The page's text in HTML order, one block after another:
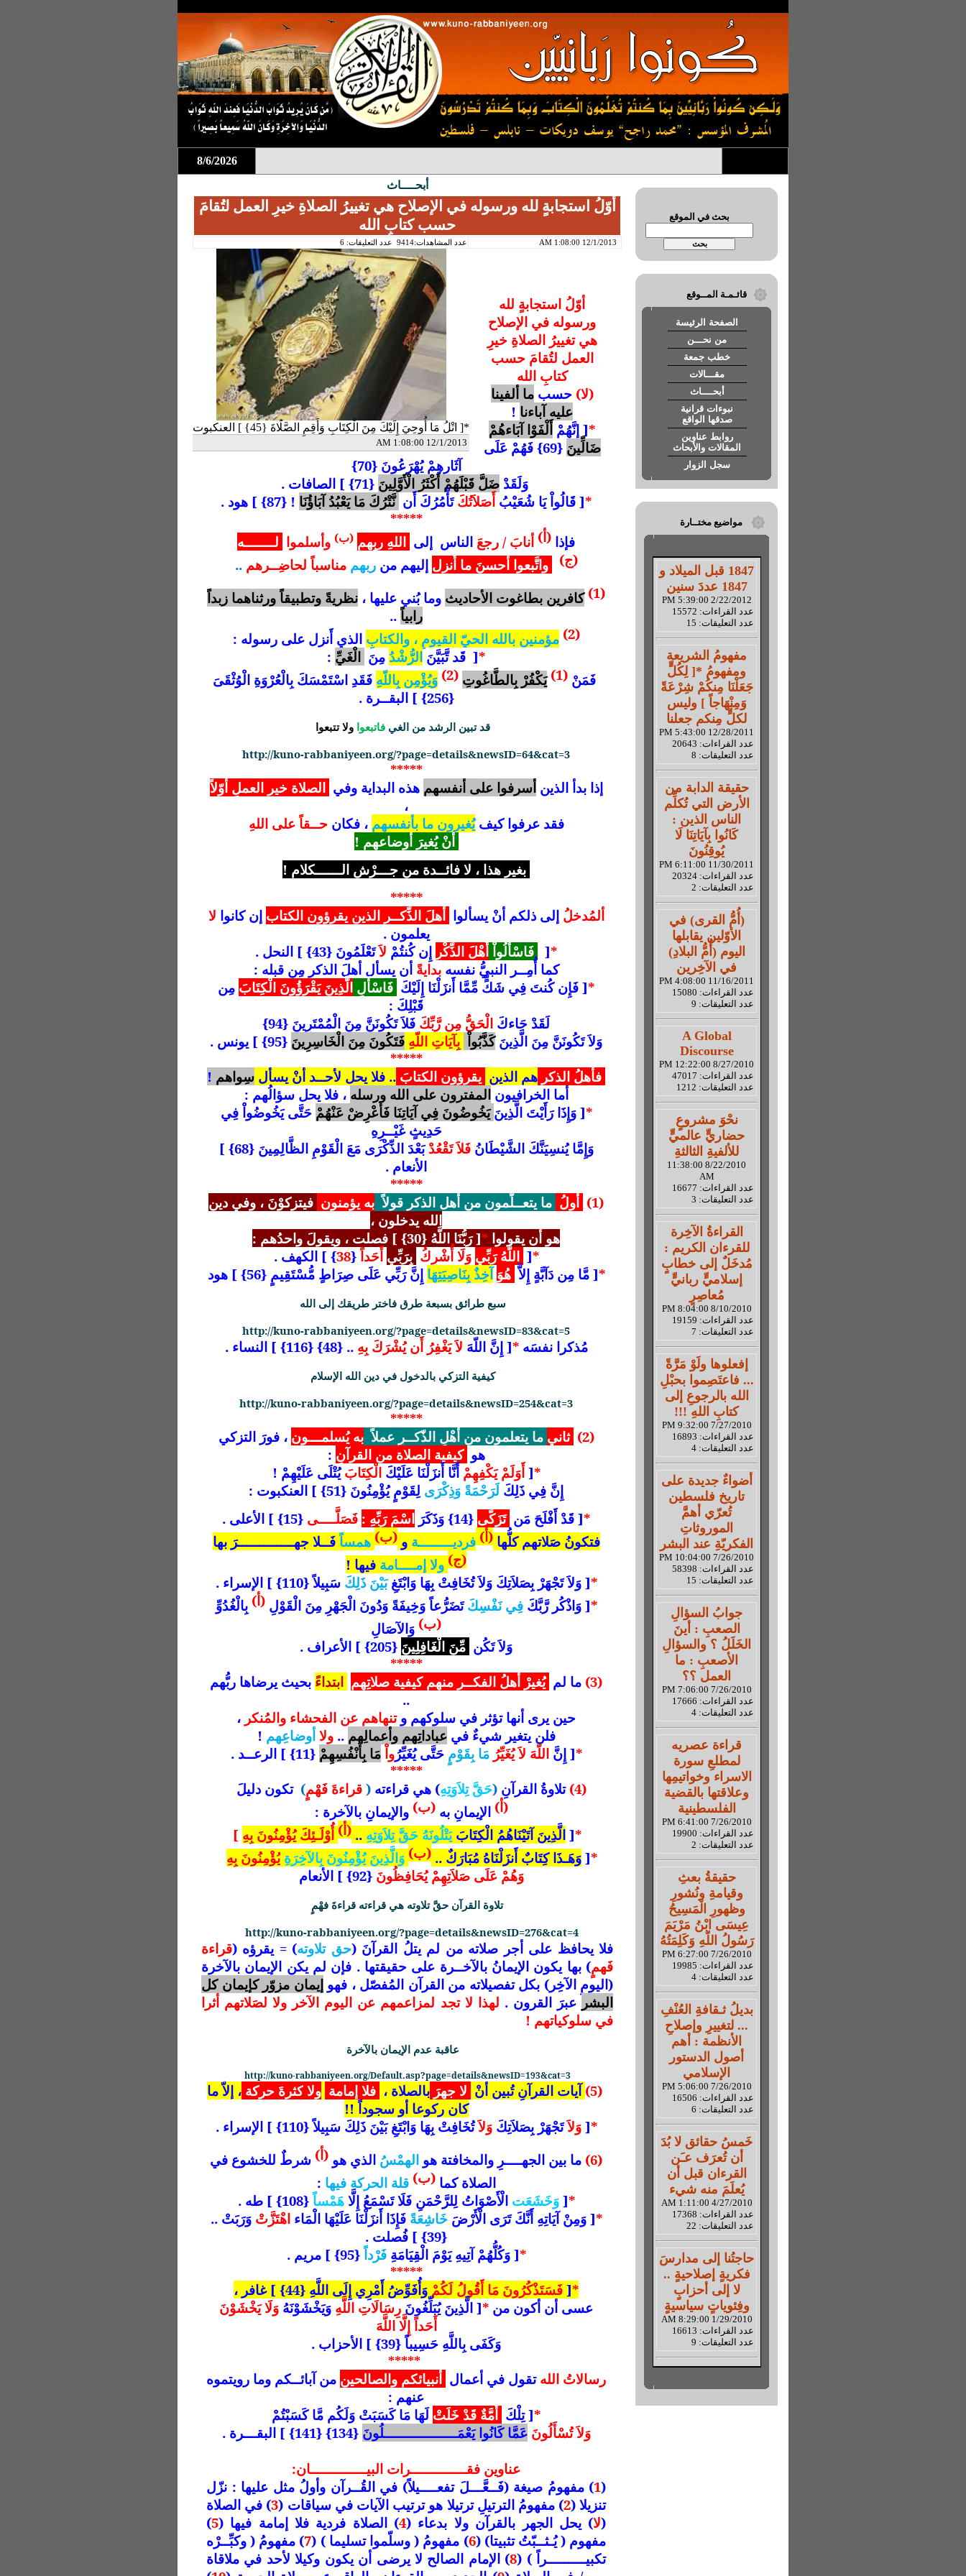
8/6/2026
بحث في الموقع
قائـمـة المــوقع
الصفحة الرئيسة
من نحـــن
خطب جمعة
مقـــالات
أبحــــاث
نبوءات قرانية
صدقها الواقع
روابط عناوين
المقالات والأبحاث
سجل الزوار
مواضيع مختــارة
1847 قبل الميلاد و
1847 عددَ سنين
2/22/2012 5:39:00 PM
عدد القراءات: 15572
عدد التعليقات: 15
مفهومُ الشريعة
ومفهومُ *[ لِكُلٍّ
جَعَلْنَا مِنكُمْ شِرْعَةً
وَمِنْهَاجاً ] وليس
لكلٍّ مِنكم جعلنا
12/28/2011 5:43:00 PM
عدد القراءات: 20643
عدد التعليقات: 8
حقيقة الدابة من
الأرض التي تُكلِّم
الناس الذين :
كَانُوا بِآيَاتِنَا لَا
يُوقِنُونَ
11/30/2011 6:11:00 PM
عدد القراءات: 20324
عدد التعليقات: 2
(أُمُّ القرى) في
الأوّلين يقابلها
اليوم (أُمُّ البلادِ)
في الآخِرين
11/16/2011 4:08:00 PM
عدد القراءات: 15080
عدد التعليقات: 9
A Global
Discourse
8/27/2010 12:22:00 PM
عدد القراءات: 47017
عدد التعليقات: 1212
نحْوَ مشروعٍ
حضاريٍّ عالميٍّ
للألفيةِ الثالثةِ
8/22/2010 11:38:00
AM
عدد القراءات: 16677
عدد التعليقات: 3
القراءةُ الآخِرة
للقرءان الكريم :
مُدخَلٌ إلى خطابٍ
إسلاميٍّ ربانيٍّ
مُعاصِرٍ
8/10/2010 8:04:00 PM
عدد القراءات: 19159
عدد التعليقات: 7
إفعلوها ولَوْ مَرَّةً
... فاعتَصِموا بحبْلِ
الله بالرجوعِ إلى
كتابِ اللهِ !!!
7/27/2010 9:32:00 PM
عدد القراءات: 16893
عدد التعليقات: 4
أضواءٌ جديدة على
تاريخ فلسطين
تُعرّي أهمَّ
الموروثاتِ
الفكريّةِ عند البشر
7/26/2010 10:04:00 PM
عدد القراءات: 58398
عدد التعليقات: 15
جوابُ السؤالِ
الصعبِ : أينَ
الخَلَلُ ؟ والسؤالِ
الأصعبِ : ما
العمل ؟؟
7/26/2010 7:06:00 PM
عدد القراءات: 17666
عدد التعليقات: 4
قراءة عصريه
لمطلعِ سورة
الاسراء وخواتيمِها
وعلاقتها بالقضية
الفلسطينية
7/26/2010 6:41:00 PM
عدد القراءات: 19900
عدد التعليقات: 2
حقيقةُ بعثِ
وقيامةِ ونُشورِ
وظهورِ الْمَسِيحُ
عِيسَى ابْنُ مَرْيَمَ
رَسُولُ اللّهِ وَكَلِمَتُهُ
7/26/2010 6:27:00 PM
عدد القراءات: 19985
عدد التعليقات: 4
بديلُ ثـقافةِ العُنْفِ
... لتغييرِ وإصلاحِ
الأنظمة : أهم
أصول الدستور
الإسلامي
7/26/2010 5:06:00 PM
عدد القراءات: 16506
عدد التعليقات: 6
خَمسُ حقائق لا بُدَ
أن تُعرَف عـَن
القرءان قبل أن
يُعلَمَ منه شيء
4/27/2010 1:11:00 AM
عدد القراءات: 17368
عدد التعليقات: 22
حاجتُنا إلى مدارسَ
فكريةٍ إصلاحيةٍ ..
لا إلى أحزابٍ
وفِئوياتٍ سياسيةٍ
1/29/2010 8:29:00 AM
عدد القراءات: 16613
عدد التعليقات: 9
أبحــــاث
أوّلُ استجابةٍ لله ورسوله في الإصلاح هي تغييرُ الصلاةِ خيرِ العمل لتُقامَ
حسب كتابِ الله
12/1/2013 1:08:00 AM عدد المشاهدات:9414 عدد التعليقات: 6
*[ اتْلُ مَا أُوحِيَ إِلَيْكَ مِنَ الْكِتَابِ وَأَقِمِ الصَّلَاةَ {45} ] العنكبوت
12/1/2013 1:08:00 AM
أوّلُ استجابةٍ لله
ورسوله في الإصلاح
هي تغييرُ الصلاةِ خيرِ
العمل لتُقامَ حسب
كتابِ الله
(لا)حسبما ألفينا
عليه آباءنا !
*
[ إِنَّهُمْ أَلْفَوْا آبَاءهُمْ
ضَالِّينَ
{69} فَهُمْ عَلَى
آثَارِهِمْ يُهْرَعُونَ {70}
وَلَقَدْضَلَّ قَبْلَهُمْ أَكْثَرُ الْأَوَّلِينَ {71} ] الصافات .
*[ قَالُواْ يَا شُعَيْبُ أَصَلاَتُكَتَأْمُرُكَ أَن نَّتْرُكَ مَا يَعْبُدُ آبَاؤُنَا ! {87} ] هود .
*****
فإذا (أ) أنابَ / رجعَ الناس إلى اللهِ ربِهم (ب) وأسلموا لـــــــه
(ج)
واتَّبعوا أحسنَ ما أُنزِل إليهم منربهم مناسباً لحاضِــرهم..
(1)
كافرين بطاغوت الأحاديث وما بُني عليها ، نظريةً وتطبيقاً ورثناهما زبداً
رابياً..
(2)
مؤمنين بالله الحيّ القيومِ ، والكتابِ الذي أَنزل على رسوله :
*[ قَد تَّبَيَّنَ الرُّشْدُ مِنَ الْغَيِّ :
فَمَنْ (1) يَكْفُرْ بِالطَّاغُوتِ (2) وَيُؤْمِن بِاللّهِ فَقَدِ اسْتَمْسَكَ بِالْعُرْوَةِ الْوُثْقَىَ
{256} ] البقــرة .
قد تبين الرشد من الغي فاتبعوا ولا تتبعوا
http://kuno-rabbaniyeen.org/?page=details&newsID=64&cat=3
*****
إذا بدأ الذينأسرفوا على أنفسهم هذه البداية وفي الصلاة خيرِ العملِ أوّلاً
،
فقد عرفوا كيفيُغيرون ما بأنفسهم ، فكانحــقاً على اللهِ
أنْ يُغيرَ أوضاعهم !
بغير هذا ، لا فائــدة من جـــرْش الــــــكلام !
*****
ألمُدخلُ إلى ذلكم أنْ يسألوا أهلَ الذِّكــرِ الذين يقرؤون الكتاب إن كانوا لا
يعلمون .
*
[ فَاسْأَلُواْ أَهْلَ الذِّكْرِ إِن كُنتُمْ لاَتَعْلَمُونَ {43} ] النحل .
كما أُمِــر النبيُّ نفسهبدايةً أن يسأل أهلَ الذكر مِن قبله :
*[ فَإِن كُنتَ فِي شَكٍّ مِّمَّا أَنزَلْنَا إِلَيْكَ فَاسْأَلِ الَّذِينَ يَقْرَؤُونَ الْكِتَابَ مِن
قَبْلِكَ :
لَقَدْ جَاءكَ الْحَقُّ مِن رَّبِّكَ فَلاَ تَكُونَنَّ مِنَ الْمُمْتَرِينَ {94}
وَلاَ تَكُونَنَّ مِنَ الَّذِينَكَذَّبُواْ بِآيَاتِ اللّهِ فَتَكُونَ مِنَ الْخَاسِرِينَ {95} ] يونس .
*****
فأهلُ الذكر هم الذين يقرؤون الكتابَ .. فلا يحل لأحــد أنْ يسأل سِواهم !
أما الخرافيونالمفترون على الله ورسله ، فلا يحل سؤالُهم :
*[ وَإِذَا رَأَيْتَ الَّذِينَيَخُوضُونَ فِي آيَاتِنَا فَأَعْرِضْ عَنْهُمْ حَتَّى يَخُوضُواْ فِي
حَدِيثٍ غَيْــرِهِ
وَإِمَّا يُنسِيَنَّكَ الشَّيْطَانُفَلاَ تَقْعُدْ
بَعْدَ الذِّكْرَى مَعَ الْقَوْمِ الظَّالِمِينَ {68} ]
الأنعام .
*****
(1)
أولُ ما يتعــلّمون من أهل الذكر قولاً به يؤمنون فيتزكوْنَ ، وفي دين
الله يدخلون ،
هو أن يقولوا *[ رَبُّنَا اللَّهُ {30} ] فصلت ، ويقولَ واحدُهم :
*
[ اللَّهُ رَبِّي وَلَا أُشْرِكُ بِرَبِّي أَحَداً {
38} ] الكهف .
*[ مَّا مِن دَآبَّةٍ إِلاَّ هُوَ آخِذٌ بِنَاصِيَتِهَا إِنَّ رَبِّي عَلَى صِرَاطٍ مُّسْتَقِيمٍ {56} ] هود
سبع طرائق بسبعة طرق فاختر طريقك إلى الله
http://kuno-rabbaniyeen.org/?page=details&newsID=83&cat=5
مُذكرا نفسَه*[ إِنَّ اللّهَ لاَ يَغْفِرُ أَن يُشْرَكَ بِهِ .. {48} {116} ] النساء .
كيفية التزكي بالدخول في دين الله الإسلام
http://kuno-rabbaniyeen.org/?page=details&newsID=254&cat=3
*****
(2) ثاني ما يتعلمون من أهْلِ الذّكــرِ عملاً به يُسلمـــون ،فورَ التزكي
هو كيفية الصلاة من القرآنِ :
*
[أَوَلَمْ يَكْفِهِمْ أَنَّا أَنزَلْنَا عَلَيْكَالْكِتَابَيُتْلَى عَلَيْهِمْ !
إِنَّ فِي ذَلِكَلَرَحْمَةً وَذِكْرَى لِقَوْمٍ يُؤْمِنُونَ {51} ] العنكبوت :
*[ قَدْ أَفْلَحَ مَن تَزَكَّى {14} وَذَكَرَ اسْمَ رَبِّهِ : فَصَلَّــــى {15} ] الأعلى .
فتكونُ صَلاتهم كلُّها(أ) فرديــــــــة و(ب) همساً فَــلا جهـــــــــــــرَ بها
(ج) ولا إمــــامة فيها !
*[ وَلاَ تَجْهَرْبِصَلاَتِكَ وَلاَ تُخَافِتْ بِهَا وَابْتَغِبَيْنَ ذَلِكَ سَبِيلاً {110} ] الإسراء .
*[ وَاذْكُر رَّبَّكَفِي نَفْسِكَتَضَرُّعاً وَخِيفَةً وَدُونَ الْجَهْرِ مِنَ الْقَوْلِ(أ) بِالْغُدُوِّ
(ب) وَالآصَالِ
وَلاَ تَكُن مِّنَ الْغَافِلِينَ {205} ] الأعراف .
*****
(3) ما لم يُغيرْ أهلُ الفكــر منهم كيفية صلاتِهم ابتداءً بحيث يرضاها ربُّهم
..
حين يرى أنها تؤثر في سلوكهم وتنهاهم عن الفحشاء والمُنكر ،
فلن يتغير شيءٌ فيعباداتِهم وأعمالِهم ..ولا أوضاعِهم !
*[ إِنَّاللّهَ لاَ يُغَيِّرُ مَا بِقَوْمٍ حَتَّى يُغَيِّرُواْمَا بِأَنْفُسِهِمْ {11} ] الرعــد .
*****
(4) تلاوةُ القرآنِ (حَقَّ تِلاَوَتِهِ) هي قراءته ( قراءةَ فَهْمٍ) تكون دليلَ
(أ) الإيمانِ به (ب) والإيمانِ بالآخرة :
*
[ الَّذِينَ آتَيْنَاهُمُ الْكِتَابَ يَتْلُونَهُ حَقَّ تِلاَوَتِهِ .. (أ) أُوْلَـئِكَ يُؤْمِنُونَ بِهِ ]
*
[وَهَـذَا كِتَابٌ أَنزَلْنَاهُ مُبَارَكٌ ..(ب) وَالَّذِينَ يُؤْمِنُونَ بِالآخِرَةِ يُؤْمِنُونَ بِهِ
وَهُمْ عَلَى صَلاَتِهِمْ يُحَافِظُونَ {92} ] الأنعام
تلاوة القرآن حقَّ تلاوته هي قراءته قراءةَ فهْمٍ
http://kuno-rabbaniyeen.org/?page=details&newsID=276&cat=4
فلا يحافظ على أجر صلاته من لم يتلُ القرآنَ (حق تلاوته) = يقرؤه (قراءة
فَهمٍ) بها يكون الإيمانُ بالآخــرة على حقيقتها . فإن لم يكن الإيمان بالآخرة
(اليومِ الآخِر) بكل تفصيلاته من القرآن المُفصّل ، فهوإيمان مزوّر كإيمان كل
البشر عبرَ القرون . لهذا لا تجد لمزاعمهم عن اليوم الآخر ولا لصَلاتهم أثرا
في سلوكياتهم !
عاقبة عدم الإيمان بالآخرة
http://kuno-rabbaniyeen.org/Default.asp?page=details&newsID=193&cat=3
(5) آيات القرآنِ تُبين أنْ لا جهرَبالصلاة ، فلا إمامة ولا كثرةَ حركة ، إلاّ ما
كان ركوعا أو سجوداً !!
*
[وَلاَتَجْهَرْبِصَلاَتِكَوَلاَتُخَافِتْ بِهَا وَابْتَغِ بَيْنَ ذَلِكَ سَبِيلاً {110} ] الإسراء .
(6)
ما بين الجهــــرِ والمخافتة هو الهمْسُ الذي هو (أ) شرطٌ للخشوع في
الصلاة كما(ب) قلة الحركة فيها :
*
[وَخَشَعَتالْأَصْوَاتُ لِلرَّحْمَنِ فَلَا تَسْمَعُ إِلَّاهَمْساً {108} ] طه .
*[ وَمِنْ آيَاتِهِ أَنَّكَ تَرَى الْأَرْضَخَاشِعَةً فَإِذَا أَنزَلْنَا عَلَيْهَا الْمَاءاهْتَزَّتْ وَرَبَتْ ..
{39} ] فُصلت .
*[ وَكُلُّهُمْ آتِيهِ يَوْمَ الْقِيَامَةِفَرْداً {95} ] مريم .
*****
*
[ فَسَتَذْكُرُونَ مَا أَقُولُ لَكُمْ وَأُفَوِّضُ أَمْرِي إِلَى اللَّهِ {44} ] غافر ،
عسى أن أكون من *[ الَّذِينَ يُبَلِّغُونَ رِسَالَاتِ اللَّهِ وَيَخْشَوْنَهُ وَلَا يَخْشَوْنَ
أَحَداً إِلَّا اللَّهَ
وَكَفَى بِاللَّهِ حَسِيباً {39} ] الأحزاب .
*****
رسالاتُ الله تقول في أعمال أنبيائكم والصالحين من آبائــكم وما رويتموه
عنهم :
*[ تِلْكَ أُمَّةٌ قَدْ خَلَتْ لَهَا مَا كَسَبَتْ وَلَكُم مَّا كَسَبْتُمْ
وَلاَ تُسْأَلُونَ عَمَّا كَانُوا يَعْمَـــــــــــــــــلُونَ {134} {141} ] البقـــرة .
عناوين فقـــــــــــــرات البيـــــــــــــان:
(
1) مفهومُ صيغة (فَــعَّـــلَ تفعــــيلاً) في القُــرآن وأولُ مثل عليها : نزّل
تنزيلا (2) مفهومُ الترتيلِ ترتيلا هو ترتيب الآيات في سياقات (3) في الصلاة
(لا) يحل الجهر بالقرآن ولا بدعاء (4) الصلاة فردية فلا إمامة فيها (5
)
مفهوم ( يُـثــبّتُ تثبيتا) (6) مفهومُ ( وسلّموا تسليما ) (7) مفهومُ ( وكبِّــرْه
تكبيـــــــــراً ) (8) الإمام الصالح لا يرضى أن يكون وكيلا لأحد في ملاقاة